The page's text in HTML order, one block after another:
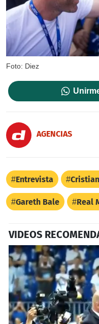
Foto: Diez
AGENCIAS
Entrevista
Gareth Bale Real
VIDEOS